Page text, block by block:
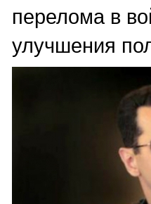
перелома в
улучшения